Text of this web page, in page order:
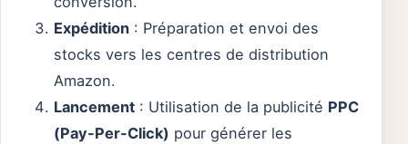
Expédition : Préparation et envoi des
stocks vers les centres de distribution
Amazon.
Lancement : Utilisation de la publicité PPC
(Pay-Per-Click) pour générer les